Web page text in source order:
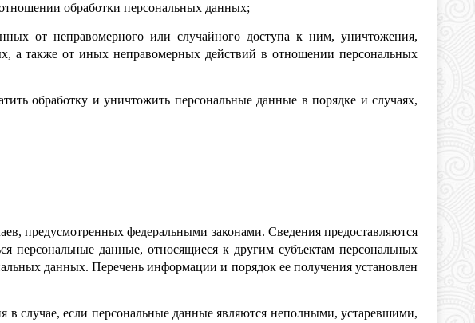
обработки персональных данных;
от неправомерного или случайного доступа к ним, уничтожения,
а также от иных неправомерных действий в отношении персональных
обработку и уничтожить персональные данные в порядке и случаях,
предусмотренных федеральными законами. Сведения предоставляются
данные, относящиеся к другим субъектам персональных
данных. Перечень информации и порядок ее получения установлен
в случае, если персональные данные являются неполными, устаревшими,